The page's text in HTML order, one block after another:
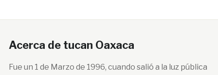
Acerca de tucan Oaxaca
Fue un 1 de Marzo de 1996, cuando salió a la luz pública